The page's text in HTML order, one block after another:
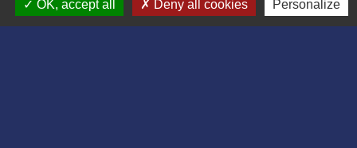
Formulaire de contact
OK, accept all
Deny all cookies Personalize